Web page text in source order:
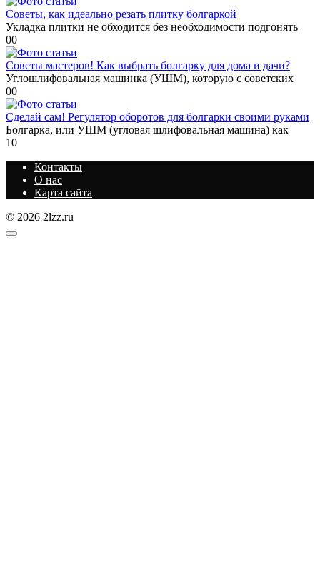
Советы, как идеально резать плитку болгаркой
Укладка плитки не обходится без необходимости подгонять
00
Советы мастеров! Как выбрать болгарку для дома и дачи?
Углошлифовальная машинка (УШМ), которую с советских
00
Сделай сам! Регулятор оборотов для болгарки своими руками
Болгарка, или УШМ (угловая шлифовальная машина) как
10
Контакты
О нас
Карта сайта
© 2026 2lzz.ru